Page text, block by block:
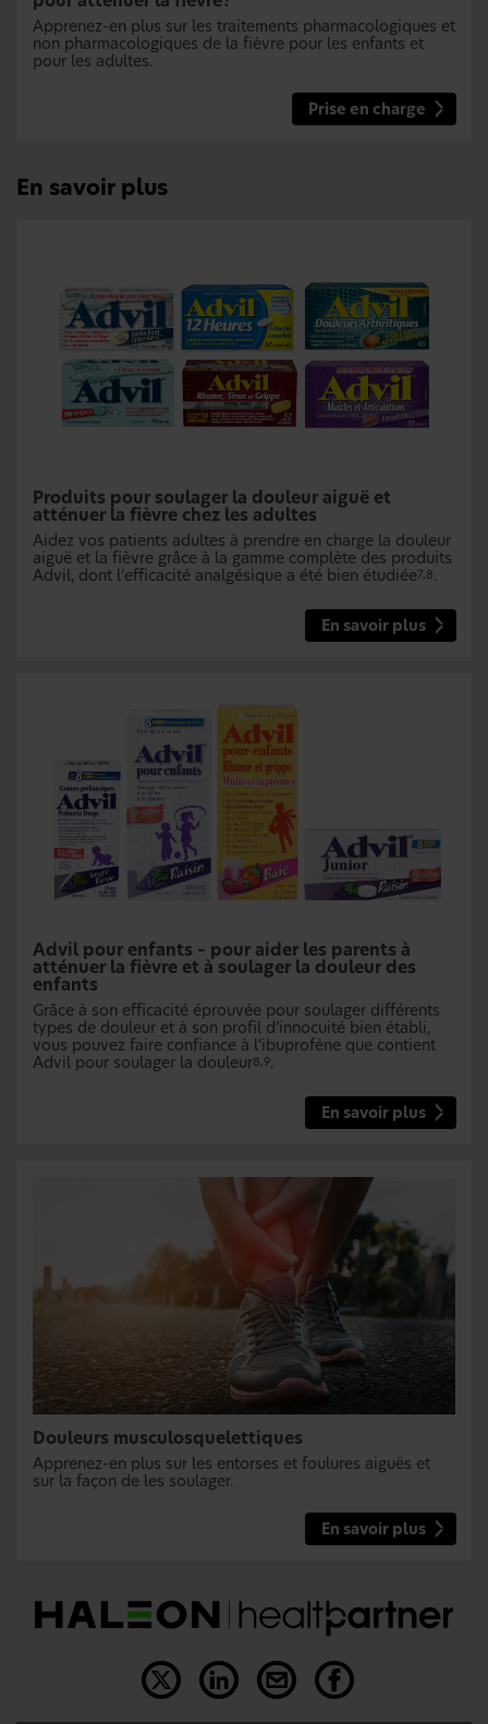
Apprenez-en plus sur les traitements pharmacologiques et
non pharmacologiques de la fièvre pour les enfants et
pour les adultes.
Prise en charge
En savoir plus
Produits pour soulager la douleur aiguë et
atténuer la fièvre chez les adultes
Aidez vos patients adultes à prendre en charge la douleur
aiguë et la fièvre grâce à la gamme complète des produits
Advil, dont l’efficacité analgésique a été bien étudiée7,8 .
En savoir plus
Advil pour enfants – pour aider les parents à
atténuer la fièvre et à soulager la douleur des
enfants
Grâce à son efficacité éprouvée pour soulager différents
types de douleur et à son profil d’innocuité bien établi,
vous pouvez faire confiance à l’ibuprofène que contient
Advil pour soulager la douleur8,9.
En savoir plus
Douleurs musculosquelettiques
Apprenez-en plus sur les entorses et foulures aiguës et
sur la façon de les soulager.
En savoir plus